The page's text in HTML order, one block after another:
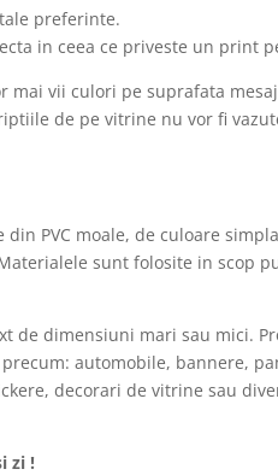
preferinte.
in ceea ce priveste un print
mai vii culori pe suprafata
de pe vitrine nu vor fi
PVC moale, de culoare
sunt folosite in scop
de dimensiuni mari sau mici.
automobile, bannere,
decorari de vitrine sau
zi !